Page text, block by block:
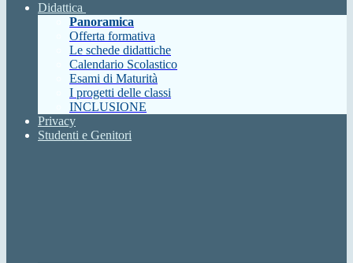
Didattica
Panoramica
Offerta formativa
Le schede didattiche
Calendario Scolastico
Esami di Maturità
I progetti delle classi
INCLUSIONE
Privacy
Studenti e Genitori